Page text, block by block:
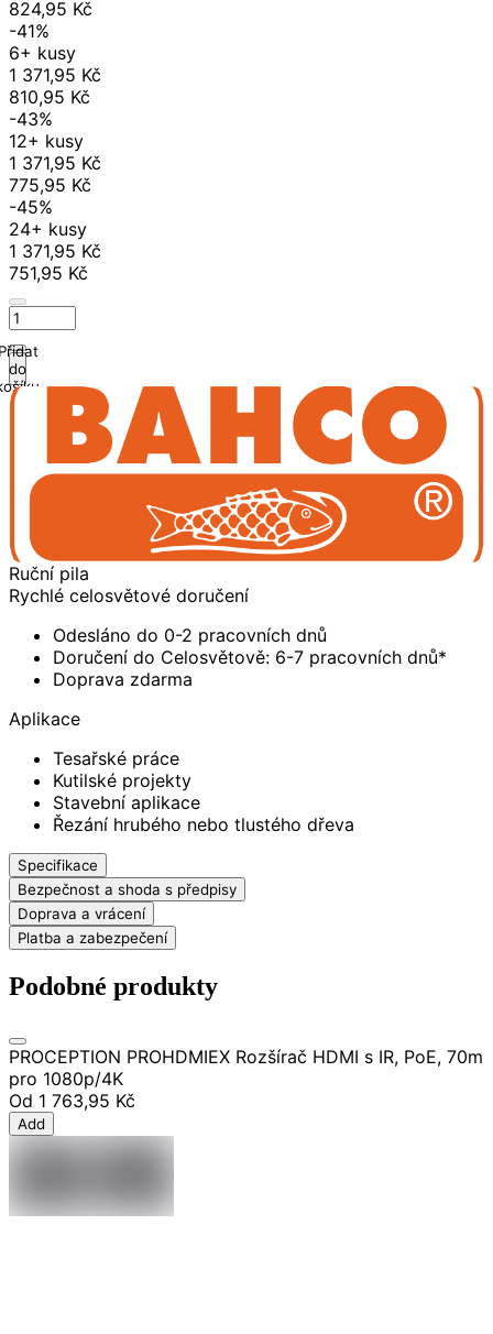
824,95 Kč
-41%
6+ kusy
1 371,95 Kč
810,95 Kč
-43%
12+ kusy
1 371,95 Kč
775,95 Kč
-45%
24+ kusy
1 371,95 Kč
751,95 Kč
do
Ruční pila
Rychlé celosvětové doručení
Odesláno do 0-2 pracovních dnů
Doručení do Celosvětově: 6-7 pracovních dnů*
Doprava zdarma
Aplikace
Tesařské práce
Kutilské projekty
Stavební aplikace
Řezání hrubého nebo tlustého dřeva
Specifikace
Bezpečnost a shoda s předpisy
Doprava a vrácení
Platba a zabezpečení
Podobné produkty
PROCEPTION PROHDMIEX Rozšírač HDMI s IR, PoE, 70m
pro 1080p/4K
Od 1 763,95 Kč
Add